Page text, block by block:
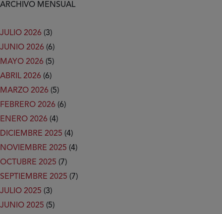
ARCHIVO MENSUAL
JULIO 2026 (3)
JUNIO 2026 (6)
MAYO 2026 (5)
ABRIL 2026 (6)
MARZO 2026 (5)
FEBRERO 2026 (6)
ENERO 2026 (4)
DICIEMBRE 2025 (4)
NOVIEMBRE 2025 (4)
OCTUBRE 2025 (7)
SEPTIEMBRE 2025 (7)
JULIO 2025 (3)
JUNIO 2025 (5)